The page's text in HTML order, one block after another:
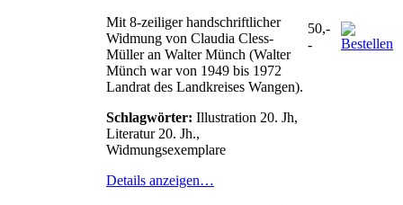
Mit 8-zeiliger handschriftlicher
Widmung von Claudia Cless-
Müller an Walter Münch (Walter
Münch war von 1949 bis 1972
Landrat des Landkreises Wangen).
Schlagwörter: Illustration 20. Jh,
Literatur 20. Jh.,
Widmungsexemplare
Details anzeigen…
50,-
-